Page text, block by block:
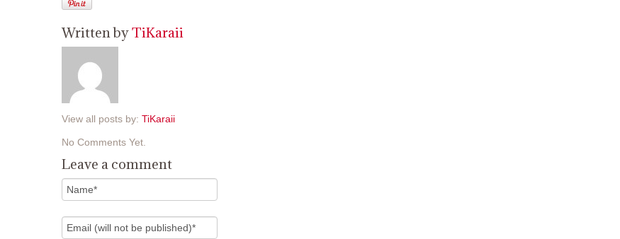
Written byTiKaraii
View all posts by: TiKaraii
No Comments Yet.
Leave a comment